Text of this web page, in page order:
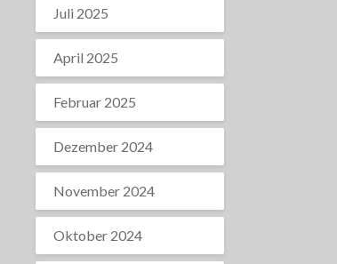
Juli 2025
April 2025
Februar 2025
Dezember 2024
November 2024
Oktober 2024